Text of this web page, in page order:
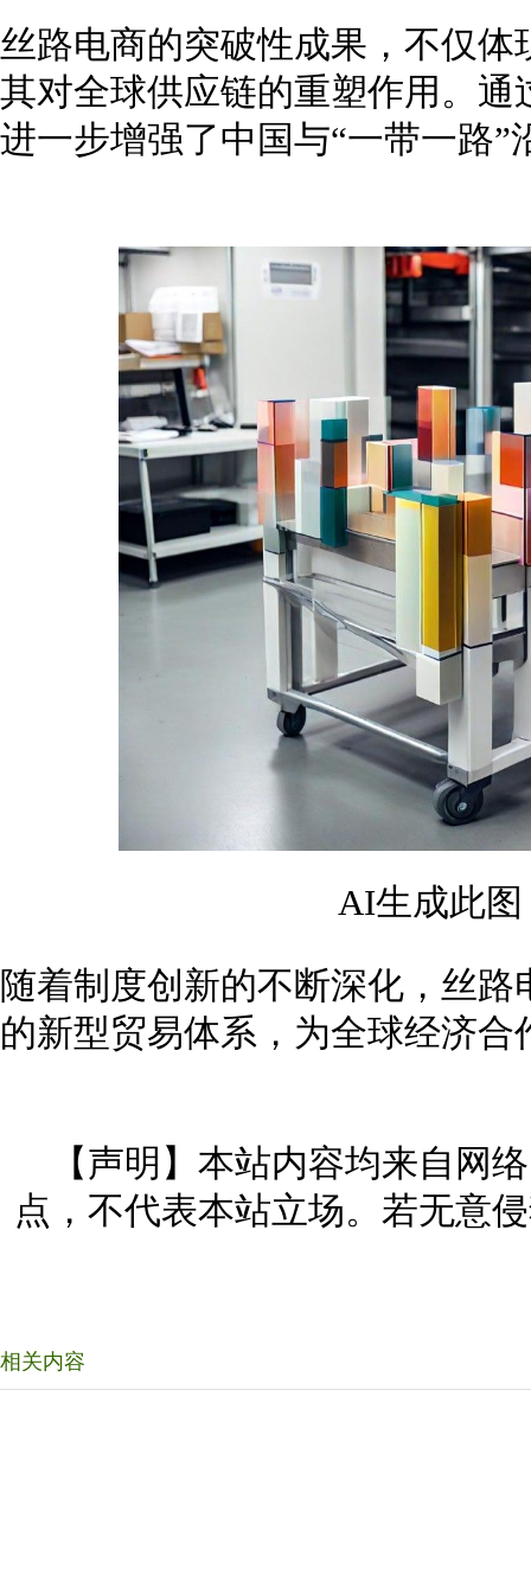
丝路电商的突破性成果，不仅
其对全球供应链的重塑作用。
进一步增强了中国与“一带一路”
AI生成此
随着制度创新的不断深化，丝
的新型贸易体系，为全球经济合
【声明】本站内容均来自网
点，不代表本站立场。若无意
相关内容